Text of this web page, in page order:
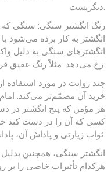
دیگریست.
رنگ انگشتر سنگی: سنگی که
انگشتر به کار برده می‌شود
انگشترهای سنگی به دلیل
رخ می‌دهد. مثلاً رنگ عقیق قرمز و یاسی است.
چند روایت در مورد استفاده
خرید آن مصمّم‌تر می‌کند.
هر مؤمن که پنج انگشتر در
کسی که آن را در دست کند
ثواب زیارتی و پاداش آن، پاداش پیغمبران و صالحین خواهد بود.
انگشتر سنگی، همچنین بدلیل
هرکدام تأثیرات خاصی را